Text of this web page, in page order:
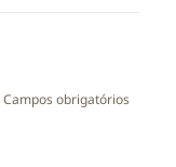
Campos obrigatórios